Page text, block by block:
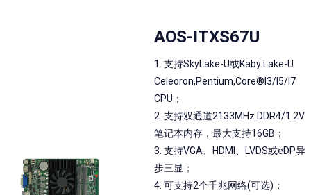
AOS-ITXS67U
1. 支持SkyLake-U或Kaby Lake-U
Celeoron,Pentium,Core®I3/I5/I7
CPU；
2. 支持双通道2133MHz DDR4/1.2V
笔记本内存，最大支持16GB；
3. 支持VGA、HDMI、LVDS或eDP异
步三显；
4. 可支持2个千兆网络(可选)；